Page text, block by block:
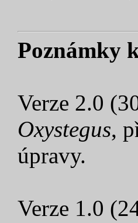
Poznámky
Verze 2.0
Oxystegus,
úpravy.
Verze 1.0